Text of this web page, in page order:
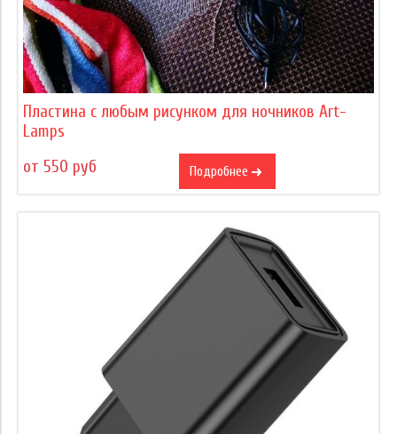
Пластина с любым рисунком для ночников Art-
Lamps
от 550 руб
Подробнее